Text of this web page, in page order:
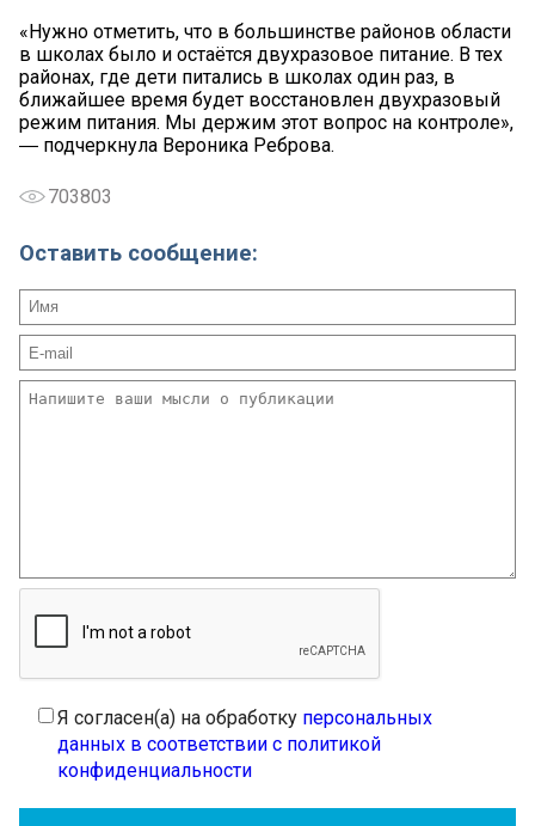
«Нужно отметить, что в большинстве районов области
в школах было и остаётся двухразовое питание. В тех
районах, где дети питались в школах один раз, в
ближайшее время будет восстановлен двухразовый
режим питания. Мы держим этот вопрос на контроле»,
― подчеркнула Вероника Реброва.
703803
Оставить сообщение:
Я согласен(а) на обработку персональных
данных в соответствии с политикой
конфиденциальности